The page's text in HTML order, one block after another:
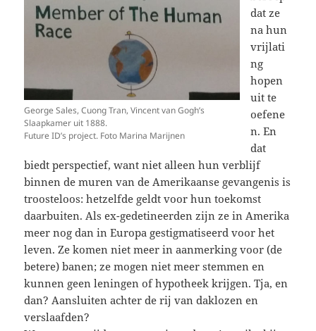
George Sales, Cuong Tran, Vincent van Gogh’s
Slaapkamer uit 1888.
Future ID’s project. Foto Marina Marijnen
dat ze
na hun
vrijlati
ng
hopen
uit te
oefene
n. En
dat
biedt perspectief, want niet alleen hun verblijf
binnen de muren van de Amerikaanse gevangenis is
troosteloos: hetzelfde geldt voor hun toekomst
daarbuiten. Als ex-gedetineerden zijn ze in Amerika
meer nog dan in Europa gestigmatiseerd voor het
leven. Ze komen niet meer in aanmerking voor (de
betere) banen; ze mogen niet meer stemmen en
kunnen geen leningen of hypotheek krijgen. Tja, en
dan? Aansluiten achter de rij van daklozen en
verslaafden?